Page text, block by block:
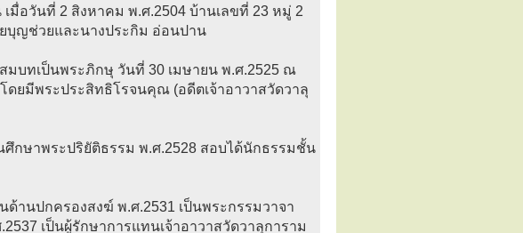
อวันที่ 2 สิงหาคม พ.ศ.2504 บ้านเลขที่ 23 หมู่ 2
บุญช่วยและนางประกิม อ่อนปาน
บทเป็นพระภิกษุ วันที่ 30 เมษายน พ.ศ.2525 ณ
ยมีพระประสิทธิโรจนคุณ (อดีตเจ้าอาวาสวัดวาลุ
กษาพระปริยัติธรรม พ.ศ.2528 สอบได้นักธรรมชั้น
านปกครองสงฆ์ พ.ศ.2531 เป็นพระกรรมวาจา
เป็นผู้รักษาการแทนเจ้าอาวาสวัดวาลุการาม